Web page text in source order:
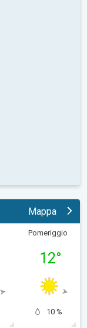
Mappa
Pomeriggio
12°
10 %